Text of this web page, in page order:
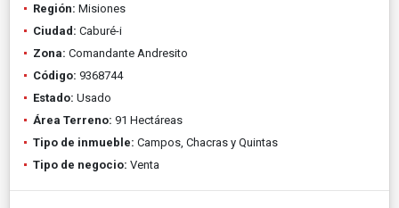
Región: Misiones
Ciudad: Caburé-i
Zona: Comandante Andresito
Código: 9368744
Estado: Usado
Área Terreno: 91 Hectáreas
Tipo de inmueble: Campos, Chacras y Quintas
Tipo de negocio: Venta